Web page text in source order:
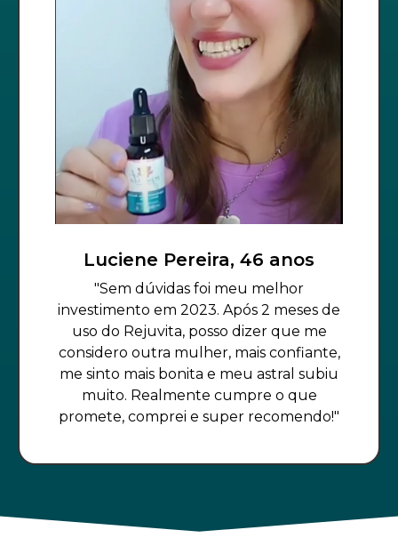
Luciene Pereira, 46 anos
"Sem dúvidas foi meu melhor
investimento em 2023. Após 2 meses de
uso do Rejuvita, posso dizer que me
considero outra mulher, mais confiante,
me sinto mais bonita e meu astral subiu
muito. Realmente cumpre o que
promete, comprei e super recomendo!"